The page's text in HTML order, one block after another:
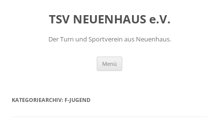
TSV NEUENHAUS e.V.
Der Turn und Sportverein aus Neuenhaus.
Menü
KATEGORIEARCHIV: F-JUGEND